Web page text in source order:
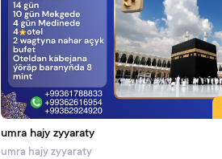
umra hajy zyyaraty
umra hajy zyyaraty